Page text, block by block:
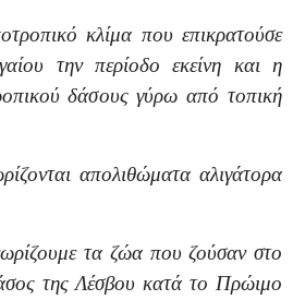
κλίμα που επικρατούσε
την περίοδο εκείνη και η
δάσους γύρω από τοπική
απολιθώματα αλιγάτορα
τα ζώα που ζούσαν στο
της Λέσβου κατά το Πρώιμο